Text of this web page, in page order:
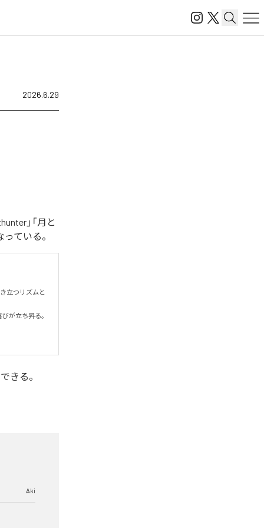
2026.6.29
」「月と
っている。
立つリズムと
が立ち昇る。
きる。
Aki